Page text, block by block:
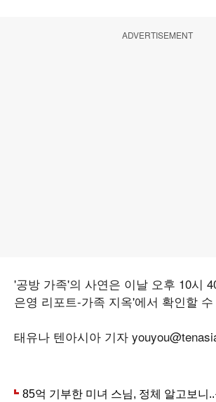
ADVERTISEMENT
'공방 가족'의 사연은 이날 오후 10시
은영 리포트-가족 지옥'에서 확인할
태유나 텐아시아 기자